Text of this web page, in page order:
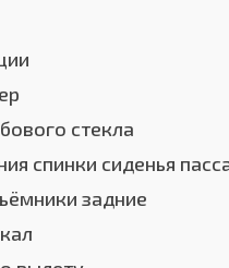
стекла
спинки сиденья
задние